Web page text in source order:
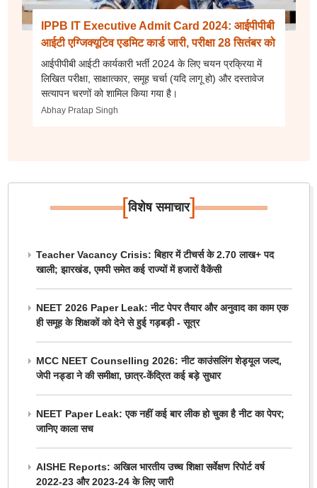
IPPB IT Executive Admit Card 2024: आईपीपीबी
आईटी एग्जिक्यूटिव एडमिट कार्ड जारी, परीक्षा 28 सितंबर को
आईपीपीबी आईटी कार्यकारी भर्ती 2024 के लिए चयन प्रक्रिया में
लिखित परीक्षा, साक्षात्कार, समूह चर्चा (यदि लागू हो) और दस्तावेज
सत्यापन चरणों को शामिल किया गया है।
Abhay Pratap Singh
[विशेष समाचार]
Teacher Vacancy Crisis: बिहार में टीचर्स के 2.70 लाख+ पद
खाली; झारखंड, एमपी समेत कई राज्यों में हजारों वैकेंसी
NEET 2026 Paper Leak: नीट पेपर तैयार और अनुवाद का काम एक
ही समूह के शिक्षकों को देने से हुई गड़बड़ी - सूत्र
MCC NEET Counselling 2026: नीट काउंसलिंग शेड्यूल जल्द,
जेपी नड्डा ने की समीक्षा, छात्र-केंद्रित कई बड़े सुधार
NEET Paper Leak: एक नहीं कई बार लीक हो चुका है नीट का पेपर;
जानिए काला सच
AISHE Reports: अखिल भारतीय उच्च शिक्षा सर्वेक्षण रिपोर्ट वर्ष
2022-23 और 2023-24 के लिए जारी